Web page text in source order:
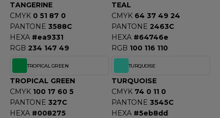
TANGERINE
CMYK 0 51 87 0
PANTONE 3588C
HEXA #ea9331
RGB 234 147 49
TEAL
CMYK 64 37 49 24
PANTONE 2463C
HEXA #64746e
RGB 100 116 110
TROPICAL GREEN
TROPICAL GREEN
CMYK 100 17 60 5
PANTONE 327C
HEXA #008275
TURQUOISE
TURQUOISE
CMYK 74 0 11 0
PANTONE 3545C
HEXA #5eb8dd